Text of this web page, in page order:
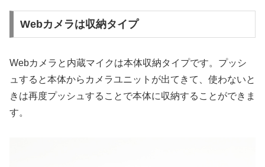
Webカメラは収納タイプ
Webカメラと内蔵マイクは本体収納タイプです。プッシ
ュすると本体からカメラユニットが出てきて、使わないと
きは再度プッシュすることで本体に収納することができま
す。